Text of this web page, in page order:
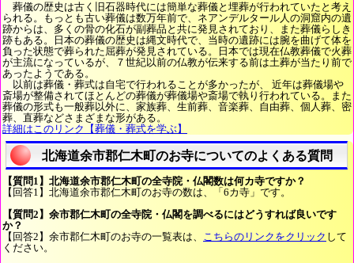
葬儀の歴史は古く旧石器時代には簡単な葬儀と埋葬が行われていたと考え
られる。もっとも古い葬儀は数万年前で、ネアンデルタール人の洞窟内の遺
跡からは、多くの骨の化石が副葬品と共に発見されており、また葬儀らしき
跡もある。日本の葬儀の歴史は縄文時代で、当時の遺跡には腕を曲げて体を
負った状態で葬られた屈葬が発見されている。日本では現在仏教葬儀で火葬
が主流になっているが、７世紀以前の仏教が伝来する前は土葬が当たり前で
あったようである。
以前は葬儀・葬式は自宅で行われることが多かったが、 近年は葬儀場や
斎場が整備されてほとんどの葬儀が葬儀場や斎場で執り行われている。また
葬儀の形式も一般葬以外に、家族葬、生前葬、音楽葬、自由葬、個人葬、密
葬、直葬などさまざまな形がある。
詳細はこのリンク【葬儀・葬式を学ぶ】
北海道余市郡仁木町のお寺についてのよくある質問
【質問1】北海道余市郡仁木町の全寺院・仏閣数は何カ寺ですか？
【回答1】北海道余市郡仁木町のお寺の数は、「6カ寺」です。
【質問2】余市郡仁木町の全寺院・仏閣を調べるにはどうすれば良いです
か？
【回答2】余市郡仁木町のお寺の一覧表は、 こちらのリンクをクリック して
ください。